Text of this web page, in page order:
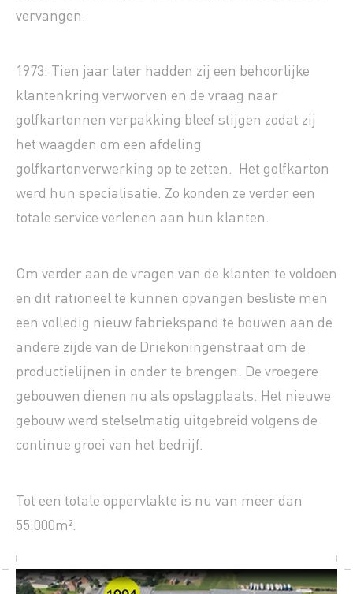
vervangen.
1973: Tien jaar later hadden zij een behoorlijke
klantenkring verworven en de vraag naar
golfkartonnen verpakking bleef stijgen zodat zij
het waagden om een afdeling
golfkartonverwerking op te zetten. Het golfkarton
werd hun specialisatie. Zo konden ze verder een
totale service verlenen aan hun klanten.
Om verder aan de vragen van de klanten te voldoen
en dit rationeel te kunnen opvangen besliste men
een volledig nieuw fabriekspand te bouwen aan de
andere zijde van de Driekoningenstraat om de
productielijnen in onder te brengen. De vroegere
gebouwen dienen nu als opslagplaats. Het nieuwe
gebouw werd stelselmatig uitgebreid volgens de
continue groei van het bedrijf.
Tot een totale oppervlakte is nu van meer dan
55.000m².